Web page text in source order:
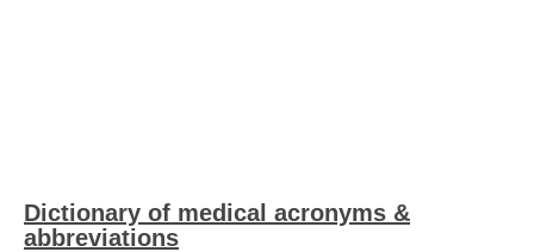
Dictionary of medical acronyms &
abbreviations